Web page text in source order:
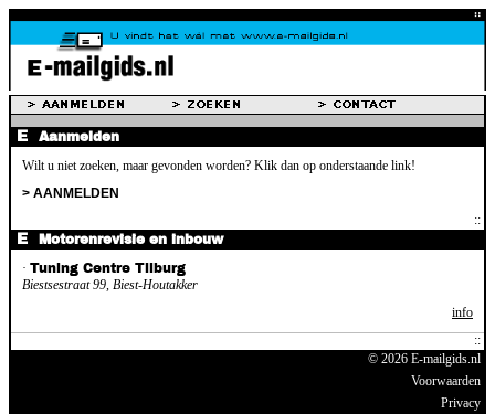
Aanmelden
Wilt u niet zoeken, maar gevonden worden? Klik dan op onderstaande link!
> AANMELDEN
Motorenrevisie en inbouw
· Tuning Centre Tilburg
Biestsestraat 99, Biest-Houtakker
info
© 2026 E-mailgids.nl
Voorwaarden
Privacy